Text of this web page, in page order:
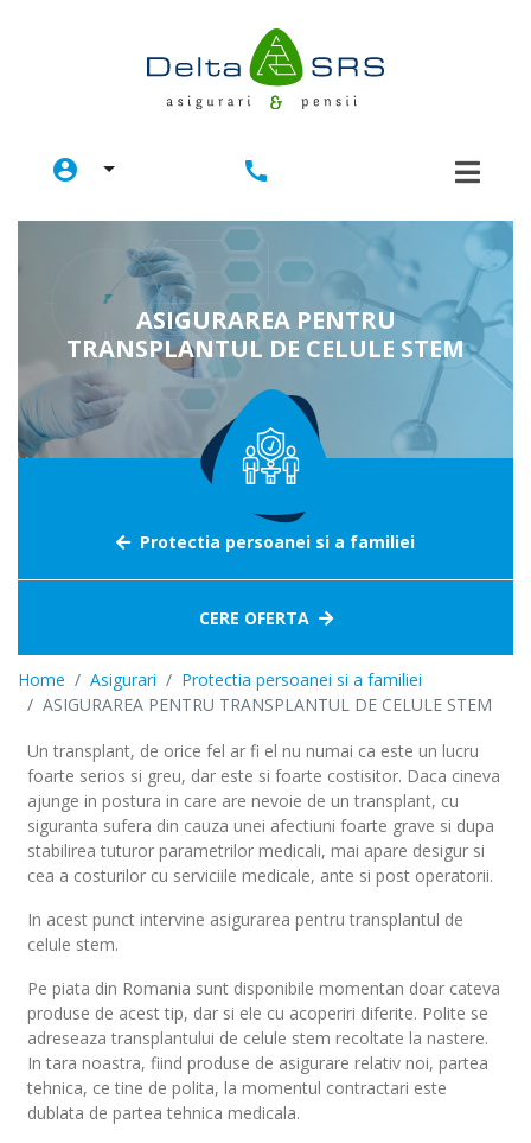
call
account_circle
ASIGURAREA PENTRU
TRANSPLANTUL DE CELULE STEM
Protectia persoanei si a familiei
CERE OFERTA
Home Asigurari
Protectia persoanei si a familiei
ASIGURAREA PENTRU TRANSPLANTUL DE CELULE STEM
Un transplant, de orice fel ar fi el nu numai ca este un lucru
foarte serios si greu, dar este si foarte costisitor. Daca cineva
ajunge in postura in care are nevoie de un transplant, cu
siguranta sufera din cauza unei afectiuni foarte grave si dupa
stabilirea tuturor parametrilor medicali, mai apare desigur si
cea a costurilor cu serviciile medicale, ante si post operatorii.
In acest punct intervine asigurarea pentru transplantul de
celule stem.
Pe piata din Romania sunt disponibile momentan doar cateva
produse de acest tip, dar si ele cu acoperiri diferite. Polite se
adreseaza transplantului de celule stem recoltate la nastere.
In tara noastra, fiind produse de asigurare relativ noi, partea
tehnica, ce tine de polita, la momentul contractari este
dublata de partea tehnica medicala.